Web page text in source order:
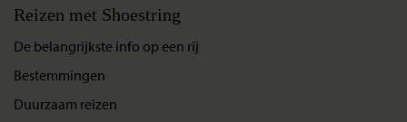
Reizen met Shoestring
De belangrijkste info op een rij
Bestemmingen
Duurzaam reizen